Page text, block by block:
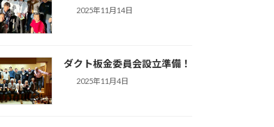
2025年11月14日
ダクト板金委員会設立準備！
2025年11月4日